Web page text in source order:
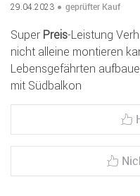
29.04.2023 geprüfter Kauf
Super Preis-Leistung
nicht alleine montieren
Lebensgefährten
mit Südbalkon